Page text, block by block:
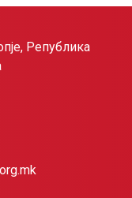
Република